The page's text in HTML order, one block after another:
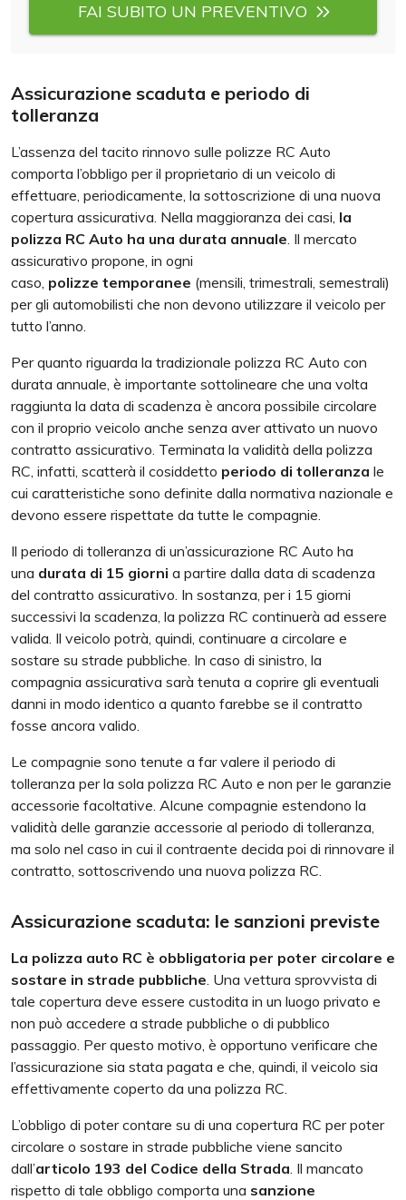
FAI SUBITO UN PREVENTIVO
Assicurazione scaduta e periodo di
tolleranza
L’assenza del tacito rinnovo sulle polizze RC Auto
comporta l’obbligo per il proprietario di un veicolo di
effettuare, periodicamente, la sottoscrizione di una nuova
copertura assicurativa. Nella maggioranza dei casi, la
polizza RC Auto ha una durata annuale . Il mercato
assicurativo propone, in ogni
caso, polizze temporanee (mensili, trimestrali, semestrali)
per gli automobilisti che non devono utilizzare il veicolo per
tutto l’anno.
Per quanto riguarda la tradizionale polizza RC Auto con
durata annuale, è importante sottolineare che una volta
raggiunta la data di scadenza è ancora possibile circolare
con il proprio veicolo anche senza aver attivato un nuovo
contratto assicurativo. Terminata la validità della polizza
RC, infatti, scatterà il cosiddetto periodo di tolleranza le
cui caratteristiche sono definite dalla normativa nazionale e
devono essere rispettate da tutte le compagnie.
Il periodo di tolleranza di un’assicurazione RC Auto ha
una durata di 15 giorni a partire dalla data di scadenza
del contratto assicurativo. In sostanza, per i 15 giorni
successivi la scadenza, la polizza RC continuerà ad essere
valida. Il veicolo potrà, quindi, continuare a circolare e
sostare su strade pubbliche. In caso di sinistro, la
compagnia assicurativa sarà tenuta a coprire gli eventuali
danni in modo identico a quanto farebbe se il contratto
fosse ancora valido.
Le compagnie sono tenute a far valere il periodo di
tolleranza per la sola polizza RC Auto e non per le garanzie
accessorie facoltative. Alcune compagnie estendono la
validità delle garanzie accessorie al periodo di tolleranza,
ma solo nel caso in cui il contraente decida poi di rinnovare il
contratto, sottoscrivendo una nuova polizza RC.
Assicurazione scaduta: le sanzioni previste
La polizza auto RC è obbligatoria per poter circolare e
sostare in strade pubbliche . Una vettura sprovvista di
tale copertura deve essere custodita in un luogo privato e
non può accedere a strade pubbliche o di pubblico
passaggio. Per questo motivo, è opportuno verificare che
l’assicurazione sia stata pagata e che, quindi, il veicolo sia
effettivamente coperto da una polizza RC.
L’obbligo di poter contare su di una copertura RC per poter
circolare o sostare in strade pubbliche viene sancito
dall’articolo 193 del Codice della Strada . Il mancato
rispetto di tale obbligo comporta una sanzione